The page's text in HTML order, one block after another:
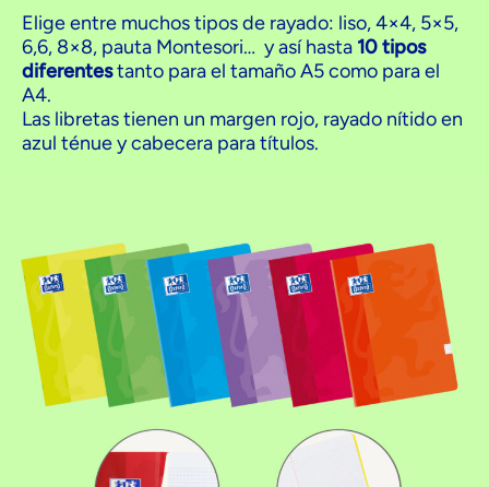
Elige entre muchos tipos de rayado: liso, 4×4, 5×5,
6,6, 8×8, pauta Montesori… y así hasta 10 tipos
diferentestanto para el tamaño A5 como para el
A4.
Las libretas tienen un margen rojo, rayado nítido en
azul ténue y cabecera para títulos.